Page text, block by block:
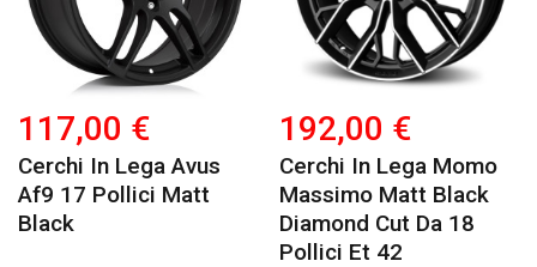
117,00 €
Cerchi In Lega Avus
Af9 17 Pollici Matt
Black
192,00 €
Cerchi In Lega Momo
Massimo Matt Black
Diamond Cut Da 18
Pollici Et 42